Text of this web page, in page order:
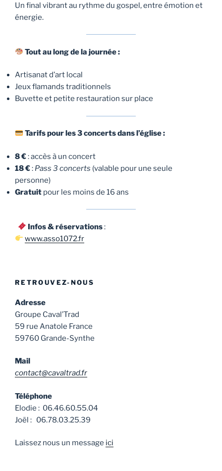
Un final vibrant au rythme du gospel, entre émotion et
énergie.
Tout au long de la journée :
Artisanat d’art local
Jeux flamands traditionnels
Buvette et petite restauration sur place
Tarifs pour les 3 concerts dans l’église :
8 €: accès à un concert
18 €: Pass 3 concerts (valable pour une seule
personne)
Gratuit pour les moins de 16 ans
Infos & réservations:
www.asso1072.fr
RETROUVEZ-NOUS
Adresse
Groupe Caval’Trad
59 rue Anatole France
59760 Grande-Synthe
Mail
contact@cavaltrad.fr
Téléphone
Elodie : 06.46.60.55.04
Joël : 06.78.03.25.39
Laissez nous un message ici